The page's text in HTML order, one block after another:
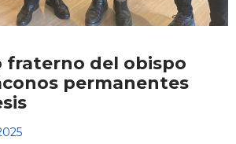
fraterno del obispo
permanentes